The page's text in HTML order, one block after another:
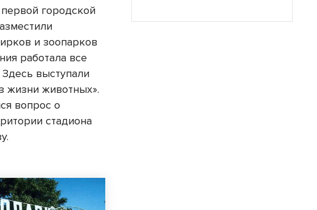
городской
и зоопарков
работала все
выступали
жизни животных».
вопрос о
стадиона